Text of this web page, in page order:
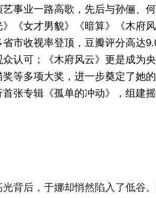
事业一路高歌，先后与孙俪、
《女才男貌》《暗算》《木府
市收视率登顶，豆瓣评分高达
众认可；《木府风云》更是成为
等多项大奖，进一步奠定了她
张专辑《孤单的冲动》，组建
背后，于娜却悄然陷入了低谷